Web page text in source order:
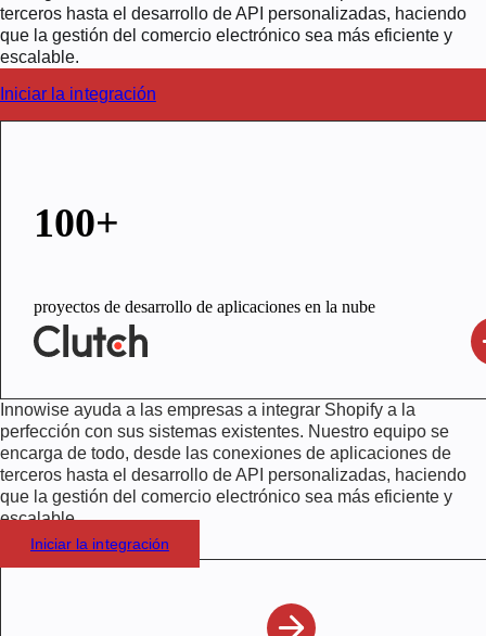
terceros hasta el desarrollo de API personalizadas, haciendo
que la gestión del comercio electrónico sea más eficiente y
escalable.
Iniciar la integración
100+
proyectos de desarrollo de aplicaciones en la nube
Innowise ayuda a las empresas a integrar Shopify a la
perfección con sus sistemas existentes. Nuestro equipo se
encarga de todo, desde las conexiones de aplicaciones de
terceros hasta el desarrollo de API personalizadas, haciendo
que la gestión del comercio electrónico sea más eficiente y
escalable.
Iniciar la integración